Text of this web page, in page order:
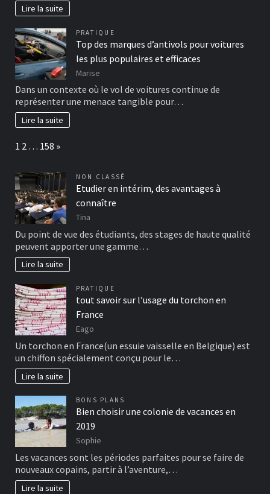
Lire la suite
PRATIQUE
Top des marques d’antivols pour voitures
les plus populaires et efficaces
Marise
Dans un contexte où le vol de voitures continue de
représenter une menace tangible pour…
Lire la suite
Page:
1 2 … 158 Next
»
NON CLASSÉ
Etudier en intérim, des avantages à
connaître
Tina
Du point de vue des étudiants, des stages de haute qualité
peuvent apporter une gamme…
Lire la suite
PRATIQUE
tout savoir sur l’usage du torchon en
France
Eago
Un torchon en France(un essuie vaisselle en Belgique) est
un chiffon spécialement conçu pour le…
Lire la suite
BONS PLANS
Bien choisir une colonie de vacances en
2019
Sophie
Les vacances sont les périodes parfaites pour se faire de
nouveaux copains, partir à l’aventure,…
Lire la suite